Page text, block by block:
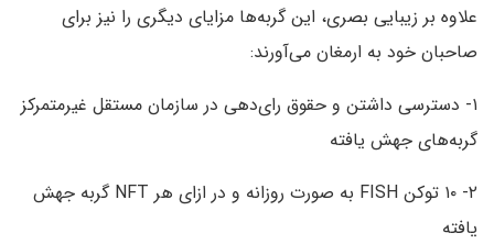
علاوه بر زیبایی بصری، این گربه‌ها مزایای دیگری را نیز برای
صاحبان خود به ارمغان می‌آورند:
۱- دسترسی داشتن و حقوق رای‌دهی در سازمان مستقل غیرمتمرکز
گربه‌های جهش یافته
۲- ۱۰ توکن FISH به صورت روزانه و در ازای هر NFT گربه جهش
یافته